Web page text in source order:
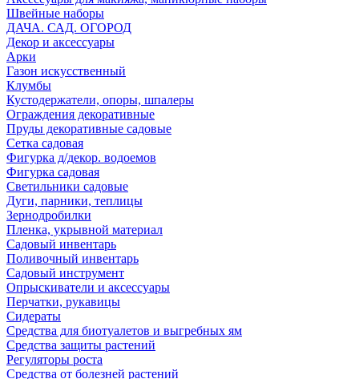
Швейные наборы
ДАЧА. САД. ОГОРОД
Декор и аксессуары
Арки
Газон искусственный
Клумбы
Кустодержатели, опоры, шпалеры
Ограждения декоративные
Пруды декоративные садовые
Сетка садовая
Фигурка д/декор. водоемов
Фигурка садовая
Светильники садовые
Дуги, парники, теплицы
Зернодробилки
Пленка, укрывной материал
Садовый инвентарь
Поливочный инвентарь
Садовый инструмент
Опрыскиватели и аксессуары
Перчатки, рукавицы
Сидераты
Средства для биотуалетов и выгребных ям
Средства защиты растений
Регуляторы роста
Средства от болезней растений